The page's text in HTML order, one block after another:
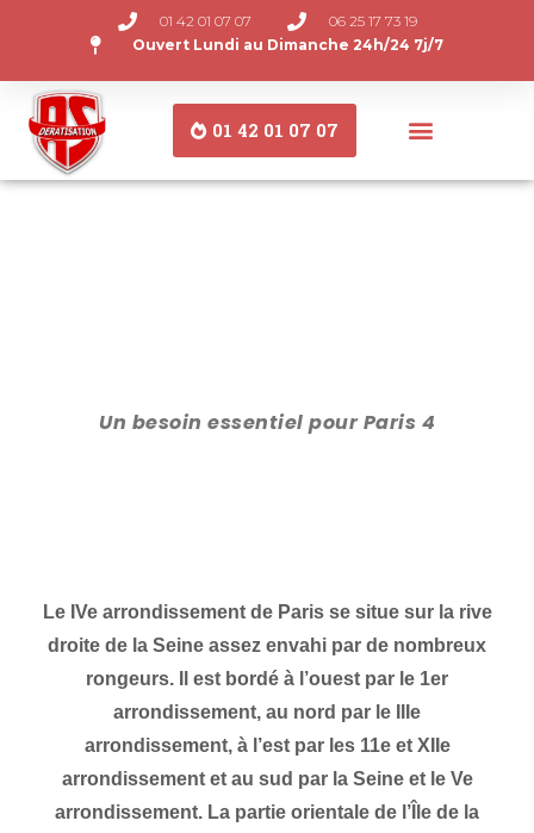
01 42 01 07 07
06 25 17 73 19
Ouvert Lundi au Dimanche 24h/24 7j/7
01 42 01 07 07
Un besoin essentiel pour Paris 4
Le IVe arrondissement de Paris se situe sur la rive
droite de la Seine assez envahi par de nombreux
rongeurs. Il est bordé à l’ouest par le 1er
arrondissement, au nord par le IIIe
arrondissement, à l’est par les 11e et XIIe
arrondissement et au sud par la Seine et le Ve
arrondissement. La partie orientale de l’Île de la